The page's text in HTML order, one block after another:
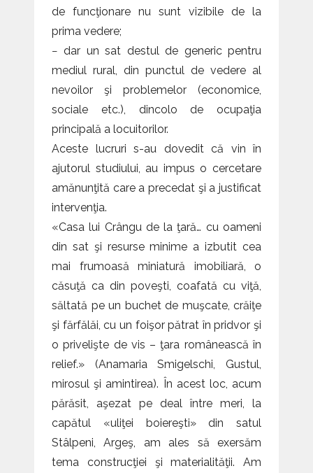
de funcţionare nu sunt vizibile de la
prima vedere;
− dar un sat destul de generic pentru
mediul rural, din punctul de vedere al
nevoilor şi problemelor (economice,
sociale etc.), dincolo de ocupaţia
principală a locuitorilor.
Aceste lucruri s-au dovedit că vin în
ajutorul studiului, au impus o cercetare
amănunţită care a precedat şi a justificat
intervenţia.
«Casa lui Crângu de la ţară… cu oameni
din sat şi resurse minime a izbutit cea
mai frumoasă miniatură imobiliară, o
căsuţă ca din poveşti, coafată cu viţă,
săltată pe un buchet de muşcate, crăiţe
şi fărfălăi, cu un foişor pătrat în pridvor şi
o privelişte de vis – ţara românească în
relief.» (Anamaria Smigelschi, Gustul,
mirosul şi amintirea). În acest loc, acum
părăsit, aşezat pe deal între meri, la
capătul «uliţei boiereşti» din satul
Stâlpeni, Argeş, am ales să exersăm
tema construcţiei şi materialităţii. Am